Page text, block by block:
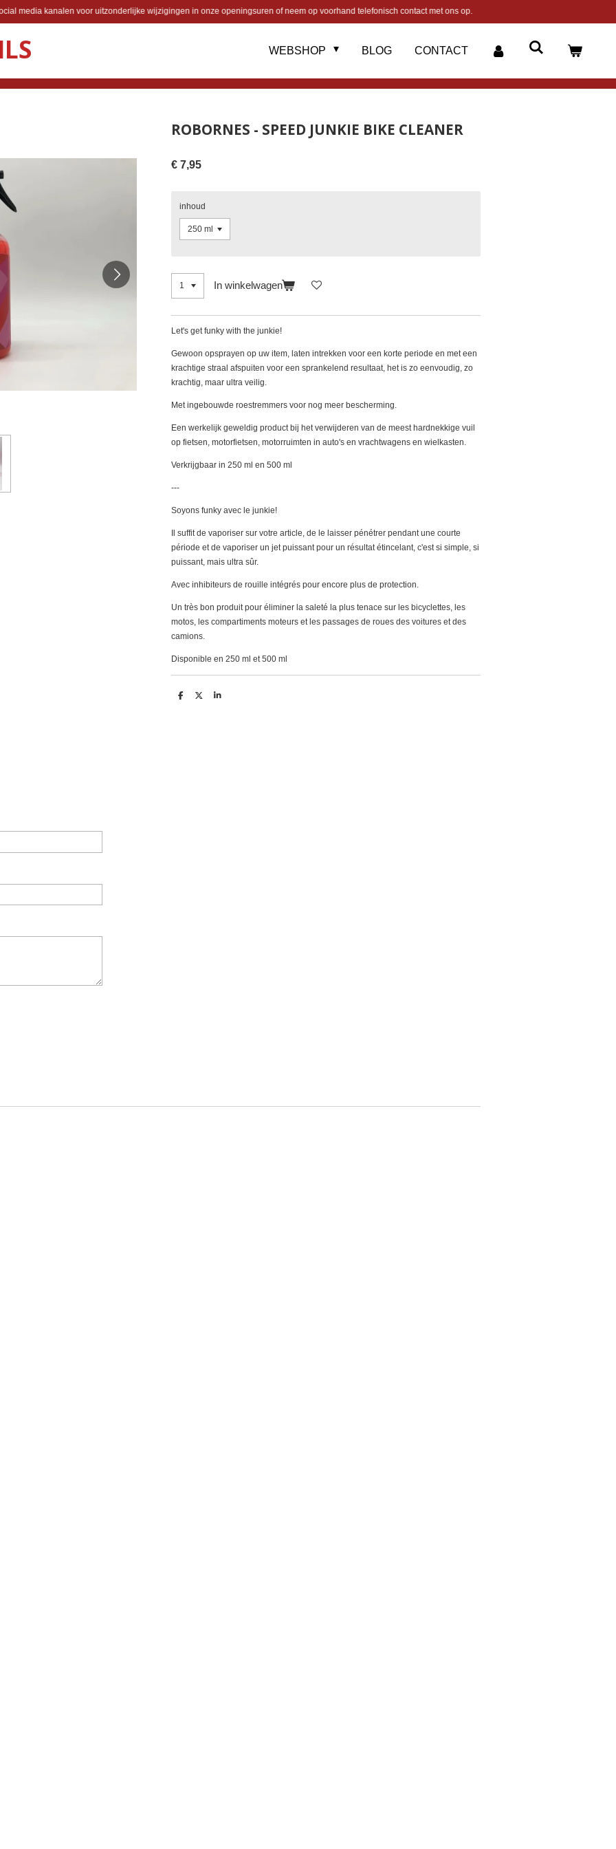
media kanalen voor uitzonderlijke wijzigingen in onze openingsuren of neem op voorhand telefonisch contact met ons op.
WEBSHOP BLOG CONTACT
ROBORNES - SPEED JUNKIE BIKE CLEANER
€ 7,95
inhoud
In winkelwagen
Let's get funky with the junkie!
Gewoon opsprayen op uw item, laten intrekken voor een korte periode en met een
krachtige straal afspuiten voor een sprankelend resultaat, het is zo eenvoudig, zo
krachtig, maar ultra veilig.
Met ingebouwde roestremmers voor nog meer bescherming.
Een werkelijk geweldig product bij het verwijderen van de meest hardnekkige vuil
op fietsen, motorfietsen, motorruimten in auto's en vrachtwagens en wielkasten.
Verkrijgbaar in 250 ml en 500 ml
---
Soyons funky avec le junkie!
Il suffit de vaporiser sur votre article, de le laisser pénétrer pendant une courte
période et de vaporiser un jet puissant pour un résultat étincelant, c'est si simple, si
puissant, mais ultra sûr.
Avec inhibiteurs de rouille intégrés pour encore plus de protection.
Un très bon produit pour éliminer la saleté la plus tenace sur les bicyclettes, les
motos, les compartiments moteurs et les passages de roues des voitures et des
camions.
Disponible en 250 ml et 500 ml
D
D
S